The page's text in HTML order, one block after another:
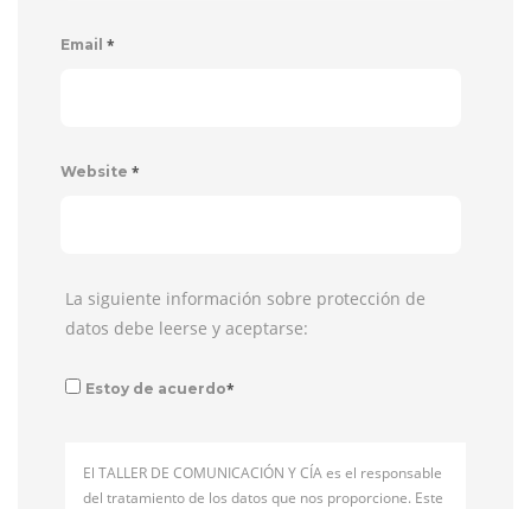
Email *
Website *
La siguiente información sobre protección de
datos debe leerse y aceptarse:
Estoy de acuerdo*
El TALLER DE COMUNICACIÓN Y CÍA es el responsable
del tratamiento de los datos que nos proporcione. Este